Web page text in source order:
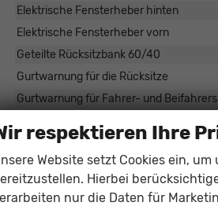
Elektrische Fensterheber hinten
Elektrische Fensterheber vorn
Geteilte Rücksitzbank 60/40
Gurtwarnung für die Rücksitze
Gurtwarnung für Fahrer- und
Klimaanlage
Reifendruckkontrolle
Sitzheizung vorn, beheizbar
respektieren Ihre
Website setzt Cookies ein,
Hierbei
nur die Daten für